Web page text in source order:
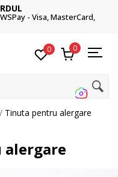
CONTACT
sau
0 0
Tinuta pentru alergare